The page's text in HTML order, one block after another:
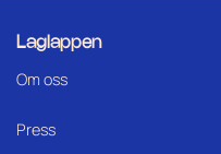
Laglappen
Om oss
Press